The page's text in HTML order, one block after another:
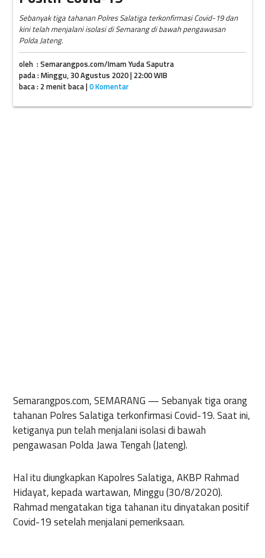
Sebanyak tiga tahanan Polres Salatiga terkonfirmasi Covid-19 dan
kini telah menjalani isolasi di Semarang di bawah pengawasan
Polda Jateng.
oleh : Semarangpos.com/Imam Yuda Saputra
pada : Minggu, 30 Agustus 2020 | 22:00 WIB
baca : 2 menit baca |0 Komentar
Semarangpos.com, SEMARANG —Sebanyak tiga orang
tahanan Polres Salatiga terkonfirmasi Covid-19. Saat ini,
ketiganya pun telah menjalani isolasi di bawah
pengawasan Polda Jawa Tengah (Jateng).
Hal itu diungkapkan Kapolres Salatiga, AKBP Rahmad
Hidayat, kepada wartawan, Minggu (30/8/2020).
Rahmad mengatakan tiga tahanan itu dinyatakan positif
Covid-19 setelah menjalani pemeriksaan.